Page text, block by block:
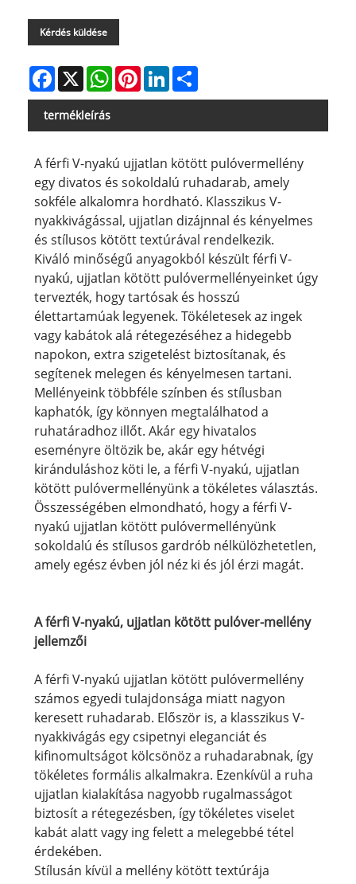
Kérdés küldése
Facebook
X WhatsAppPinterestLinkedIn
termékleírás
A férfi V-nyakú ujjatlan kötött pulóvermellény
egy divatos és sokoldalú ruhadarab, amely
sokféle alkalomra hordható. Klasszikus V-
nyakkivágással, ujjatlan dizájnnal és kényelmes
és stílusos kötött textúrával rendelkezik.
Kiváló minőségű anyagokból készült férfi V-
nyakú, ujjatlan kötött pulóvermellényeinket úgy
tervezték, hogy tartósak és hosszú
élettartamúak legyenek. Tökéletesek az ingek
vagy kabátok alá rétegezéséhez a hidegebb
napokon, extra szigetelést biztosítanak, és
segítenek melegen és kényelmesen tartani.
Mellényeink többféle színben és stílusban
kaphatók, így könnyen megtalálhatod a
ruhatáradhoz illőt. Akár egy hivatalos
eseményre öltözik be, akár egy hétvégi
kiránduláshoz köti le, a férfi V-nyakú, ujjatlan
kötött pulóvermellényünk a tökéletes választás.
Összességében elmondható, hogy a férfi V-
nyakú ujjatlan kötött pulóvermellényünk
sokoldalú és stílusos gardrób nélkülözhetetlen,
amely egész évben jól néz ki és jól érzi magát.
A férfi V-nyakú, ujjatlan kötött pulóver-mellény
jellemzői
A férfi V-nyakú ujjatlan kötött pulóvermellény
számos egyedi tulajdonsága miatt nagyon
keresett ruhadarab. Először is, a klasszikus V-
nyakkivágás egy csipetnyi eleganciát és
kifinomultságot kölcsönöz a ruhadarabnak, így
tökéletes formális alkalmakra. Ezenkívül a ruha
ujjatlan kialakítása nagyobb rugalmasságot
biztosít a rétegezésben, így tökéletes viselet
kabát alatt vagy ing felett a melegebbé tétel
érdekében.
Stílusán kívül a mellény kötött textúrája